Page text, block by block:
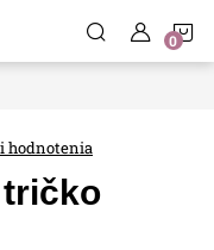
hodnotenia